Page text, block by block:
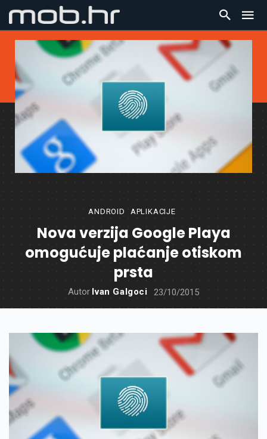
ANDROID APLIKACIJE
Nova verzija Google Playa
omogućuje plaćanje otiskom
prsta
Autor Ivan Galgoci 23/10/2015